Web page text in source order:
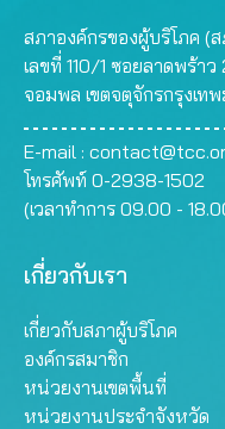
สภาองค์กรของผู้บริโภค (
เลขที่ 110/1 ซอยลาดพร้า
จอมพล เขตจตุจักรกรุงเท
E-mail :
โทรศัพท์ 0-2938-1502
(เวลาทำการ 09.00 -
เกี่ยวกับเรา
เกี่ยวกับสภาผู้บริโภค
องค์กรสมาชิก
หน่วยงานเขตพื้นที่
หน่วยงานประจำจังหวัด